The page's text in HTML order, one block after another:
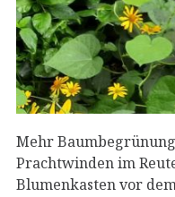
Mehr
Prachtwinden im
Blumenkasten vor